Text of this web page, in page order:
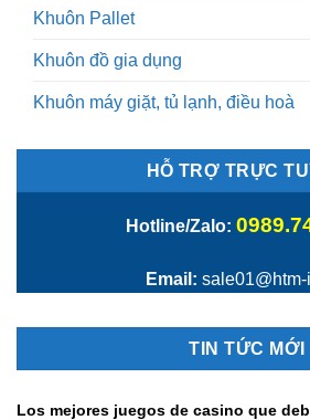
Khuôn Pallet
Khuôn đồ gia dụng
Khuôn máy giặt, tủ lạnh, điều hoà
HỖ TRỢ TRỰC
Hotline/Zalo:
Email: sale01@htm-
TIN TỨC MỚI
Los mejores juegos de casino que